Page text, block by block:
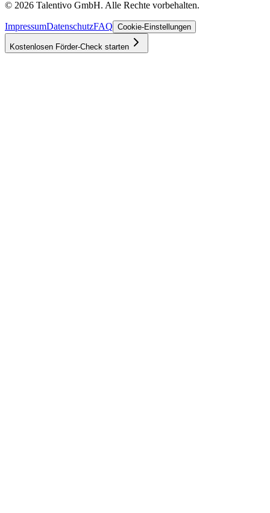
© 2026 Talentivo GmbH. Alle Rechte vorbehalten.
ImpressumDatenschutzFAQ Cookie-Einstellungen
Kostenlosen Förder-Check starten